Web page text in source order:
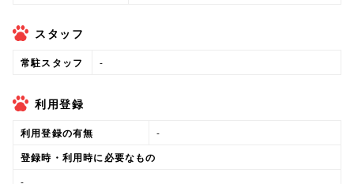
スタッフ
常駐スタッフ -
利用登録
利用登録の有無 -
登録時・利用時に必要なもの
-